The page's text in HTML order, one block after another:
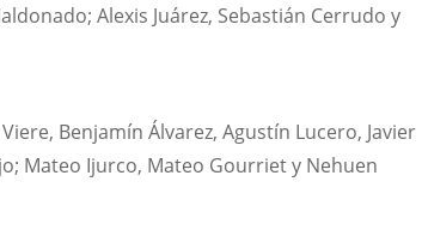
Alexis Juárez, Sebastián Cerrudo y
Benjamín Álvarez, Agustín Lucero, Javier
Mateo Ijurco, Mateo Gourriet y Nehuen